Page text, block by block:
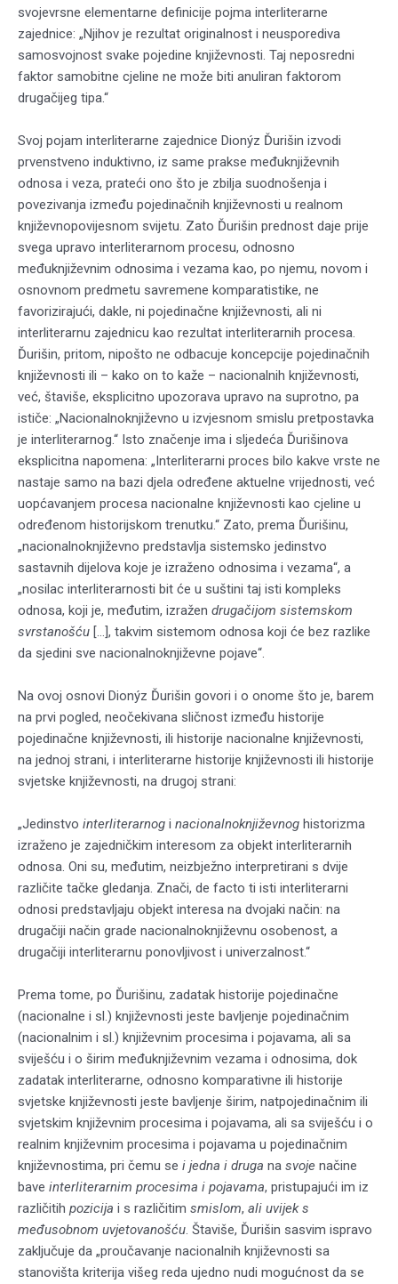
svojevrsne elementarne definicije pojma interliterarne
zajednice: „Njihov je rezultat originalnost i neusporediva
samosvojnost svake pojedine književnosti. Taj neposredni
faktor samobitne cjeline ne može biti anuliran faktorom
drugačijeg tipa.“
Svoj pojam interliterarne zajednice Dionýz Ďurišin izvodi
prvenstveno induktivno, iz same prakse međuknjiževnih
odnosa i veza, prateći ono što je zbilja suodnošenja i
povezivanja između pojedinačnih književnosti u realnom
književnopovijesnom svijetu. Zato Ďurišin prednost daje prije
svega upravo interliterarnom procesu, odnosno
međuknjiževnim odnosima i vezama kao, po njemu, novom i
osnovnom predmetu savremene komparatistike, ne
favorizirajući, dakle, ni pojedinačne književnosti, ali ni
interliterarnu zajednicu kao rezultat interliterarnih procesa.
Ďurišin, pritom, nipošto ne odbacuje koncepcije pojedinačnih
književnosti ili – kako on to kaže – nacionalnih književnosti,
već, štaviše, eksplicitno upozorava upravo na suprotno, pa
ističe: „Nacionalnoknjiževno u izvjesnom smislu pretpostavka
je interliterarnog.“ Isto značenje ima i sljedeća Ďurišinova
eksplicitna napomena: „Interliterarni proces bilo kakve vrste ne
nastaje samo na bazi djela određene aktuelne vrijednosti, već
uopćavanjem procesa nacionalne književnosti kao cjeline u
određenom historijskom trenutku.“ Zato, prema Ďurišinu,
„nacionalnoknjiževno predstavlja sistemsko jedinstvo
sastavnih dijelova koje je izraženo odnosima i vezama“, a
„nosilac interliterarnosti bit će u suštini taj isti kompleks
odnosa, koji je, međutim, izražen drugačijom sistemskom
svrstanošću […], takvim sistemom odnosa koji će bez razlike
da sjedini sve nacionalnoknjiževne pojave“.
Na ovoj osnovi Dionýz Ďurišin govori i o onome što je, barem
na prvi pogled, neočekivana sličnost između historije
pojedinačne književnosti, ili historije nacionalne književnosti,
na jednoj strani, i interliterarne historije književnosti ili historije
svjetske književnosti, na drugoj strani:
„Jedinstvo interliterarnog i nacionalnoknjiževnog historizma
izraženo je zajedničkim interesom za objekt interliterarnih
odnosa. Oni su, međutim, neizbježno interpretirani s dvije
različite tačke gledanja. Znači, de facto ti isti interliterarni
odnosi predstavljaju objekt interesa na dvojaki način: na
drugačiji način grade nacionalnoknjiževnu osobenost, a
drugačiji interliterarnu ponovljivost i univerzalnost.“
Prema tome, po Ďurišinu, zadatak historije pojedinačne
(nacionalne i sl.) književnosti jeste bavljenje pojedinačnim
(nacionalnim i sl.) književnim procesima i pojavama, ali sa
sviješću i o širim međuknjiževnim vezama i odnosima, dok
zadatak interliterarne, odnosno komparativne ili historije
svjetske književnosti jeste bavljenje širim, natpojedinačnim ili
svjetskim književnim procesima i pojavama, ali sa sviješću i o
realnim književnim procesima i pojavama u pojedinačnim
književnostima, pri čemu se i jedna i druga na svoje načine
bave interliterarnim procesima i pojavama, pristupajući im iz
različitih pozicija i s različitim smislom, ali uvijek s
međusobnom uvjetovanošću . Štaviše, Ďurišin sasvim ispravo
zaključuje da „proučavanje nacionalnih književnosti sa
stanovišta kriterija višeg reda ujedno nudi mogućnost da se